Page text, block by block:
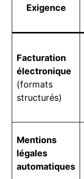
Exigence
Facturation
électronique
(formats
structurés)
Mentions
légales
automatiques